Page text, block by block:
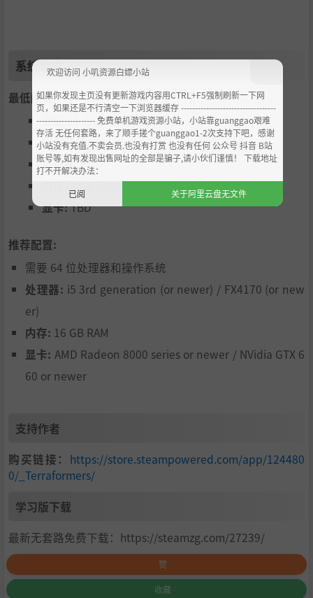
让休眠火山重新喷发，组建硕大的太空反射镜阵列，让冰
态行星坠落在星球上，改变整个星球的地质构造。
播撒适应力极强的细菌，种下一片又一片成熟的森林，为
熊提供适宜的生境。每种生命形态都有特定需求，但也能
提供相应的战略益处。
我们希望这款游戏能够鼓舞人心，令人类走出地球这个摇
篮，成为跨越多个星球物种。千光年之行，始于火星！想
戏封测的首选玩家？那就快来我们的Discord服务器吧！
系统需求
最低配置:
需要 64 位处理器和操作系统
操作系统:Windows
处理器:TBD
显卡:TBD
推荐配置:
需要 64 位处理器和操作系统
处理器: i5 3rd generation (or newer) / FX4170 (or new
er)
内存: 16 GB RAM
显卡: AMD Radeon 8000 series or newer / NVidia GTX 6
60 or newer
支持作者
购买链接： https://store.steampowered.com/app/124480
0/_Terraformers/
学习版下载
最新无套路免费下载：https://steamzg.com/27239/
赞
收藏
欢迎访问 小叽资源白嫖小站
如果你发现主页没有更新游戏内容用CTRL+F5强制刷新一下网
页，如果还是不行清空一下浏览器缓存 ----------------------------------
--------------------- 免费单机游戏资源小站，小站靠guanggao艰难
存活 无任何套路，来了顺手搓个guanggao1-2次支持下吧，感谢
小站没有充值.不卖会员.也没有打赏 也没有任何 公众号 抖音 B站
账号等,如有发现出售网址的全部是骗子,请小伙们谨慎！ 下载地址
打不开解决办法：
已阅
关于阿里云盘无文件